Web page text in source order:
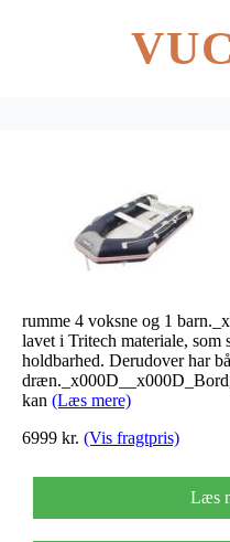
rumme 4 voksne og 1
lavet i Tritech materiale,
holdbarhed. Derudover har
kan (Læs mere)
6999 kr. (Vis fragtpris)
Læs